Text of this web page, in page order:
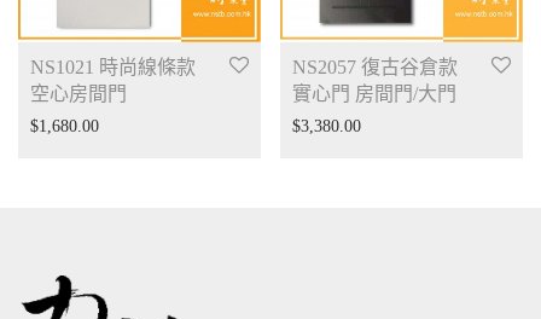
NS1021 時尚線條款
空心房間門
$1,680.00
NS2057 復古谷倉款
實心門 房間門/大門
$3,380.00